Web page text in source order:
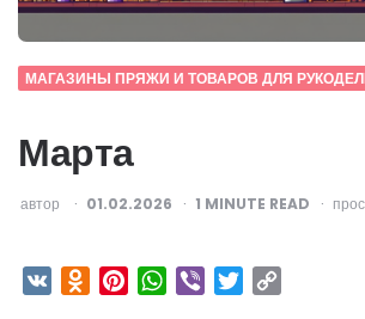
МАГАЗИНЫ ПРЯЖИ И ТОВАРОВ ДЛЯ
Марта
ОПУБЛИКОВАНО
автор 01.02.2026 1 MINUTE READ
VK Odnoklassniki
PinterestWhatsApp
Viber Twitter